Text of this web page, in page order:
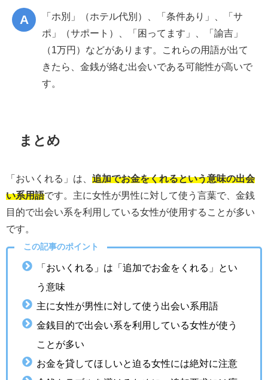
「ホ別」（ホテル代別）、「条件あり」、「サ
ポ」（サポート）、「困ってます」、「諭吉」
（1万円）などがあります。これらの用語が出て
きたら、金銭が絡む出会いである可能性が高いで
す。
まとめ
「おいくれる」は、 追加でお金をくれるという意味の出会
い系用語です。主に女性が男性に対して使う言葉で、金銭
目的で出会い系を利用している女性が使用することが多い
です。
この記事のポイント
「おいくれる」は「追加でお金をくれる」とい
う意味
主に女性が男性に対して使う出会い系用語
金銭目的で出会い系を利用している女性が使う
ことが多い
お金を貸してほしいと迫る女性には絶対に注意